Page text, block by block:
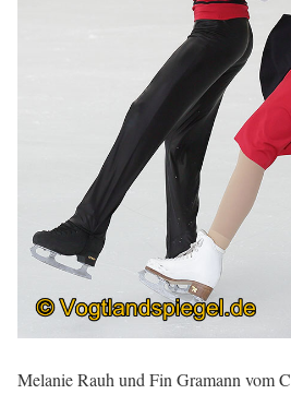
Melanie Rauh und Fin Gramann vom